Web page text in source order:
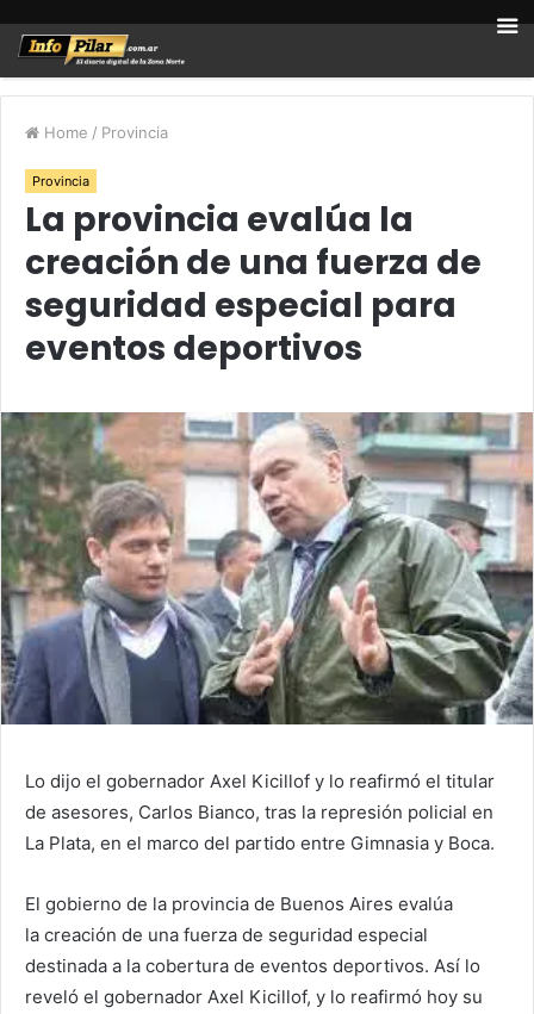
Home / Provincia
Provincia
La provincia evalúa la
creación de una fuerza de
seguridad especial para
eventos deportivos
Lo dijo el gobernador Axel Kicillof y lo reafirmó el titular
de asesores, Carlos Bianco, tras la represión policial en
La Plata, en el marco del partido entre Gimnasia y Boca.
El gobierno de la provincia de Buenos Aires evalúa
la creación de una fuerza de seguridad especial
destinada a la cobertura de eventos deportivos. Así lo
reveló el gobernador Axel Kicillof, y lo reafirmó hoy su